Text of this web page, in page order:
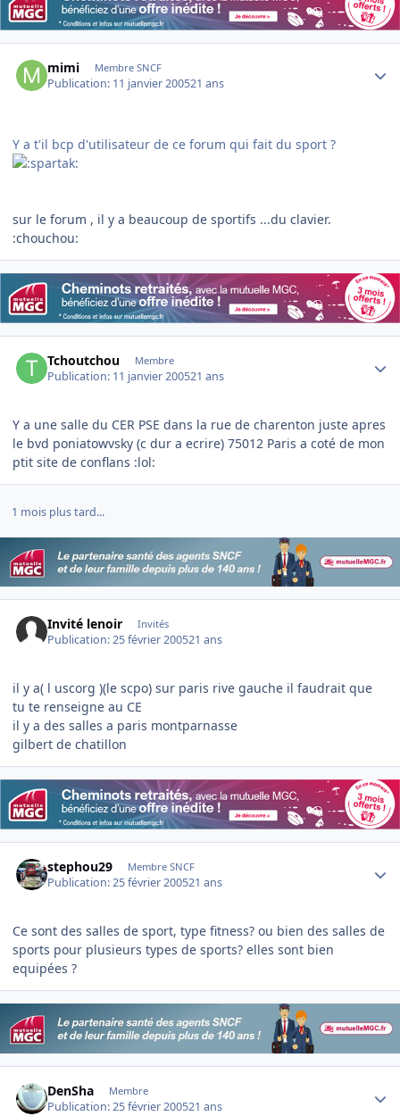
mimi Membre SNCF
Publication: 11 janvier 200521 ans
Y a t'il bcp d'utilisateur de ce forum qui fait du sport ?
sur le forum , il y a beaucoup de sportifs ...du clavier.
:chouchou:
Tchoutchou Membre
Publication: 11 janvier 200521 ans
Y a une salle du CER PSE dans la rue de charenton juste apres
le bvd poniatowvsky (c dur a ecrire) 75012 Paris a coté de mon
ptit site de conflans :lol:
1 mois plus tard...
Invité lenoir Invités
Publication:25 février 200521 ans
il y a( l uscorg )(le scpo) sur paris rive gauche il faudrait que
tu te renseigne au CE
il y a des salles a paris montparnasse
gilbert de chatillon
stephou29 Membre SNCF
Publication:25 février 200521 ans
Ce sont des salles de sport, type fitness? ou bien des salles de
sports pour plusieurs types de sports? elles sont bien
equipées ?
DenSha Membre
Publication:25 février 200521 ans